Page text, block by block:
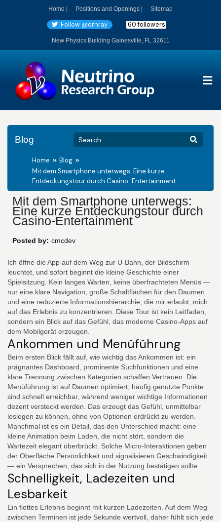
Home | Positions and Openings | Sitemap
Follow @drhray 60 followers
New Physics Building Gainesville, FL 32611
Blog
Home
Blog
Mit dem Smartphone unterwegs: Eine kurze
Entdeckungstour durch Casino-Entertainment
Mit dem Smartphone unterwegs:
Eine kurze Entdeckungstour durch
Casino-Entertainment
Posted by: cmcdev
Ich öffne die App auf dem Weg zur U-Bahn, der Bildschirm
leuchtet, und sofort beginnt die kleine Geschichte einer
Spielsitzung. Kein langes Warten, keine überfrachteten Menüs —
nur eine klare Navigation, große Schaltflächen für den Daumen
und eine reduzierte Informationshierarchie, die mir erlaubt, mich
auf das Erlebnis zu konzentrieren. Diese Tour ist kein Leitfaden,
sondern ein Blick auf das Gefühl, das moderne Casino-Apps auf
dem Mobilgerät erzeugen.
Ankommen und Menüführung
Beim ersten Blick fällt auf, wie wichtig das Ankommen ist: ein
prägnantes Dashboard, prominente Suchfunktionen und eine
klare Trennung zwischen Kategorien schaffen Vertrauen. Die
Menüführung ist auf Daumen optimiert; häufig genutzte Punkte
sind schnell erreichbar, während weniger wichtige Informationen
dezent versteckt werden. Das erzeugt das Gefühl, unmittelbar
loslegen zu können, ohne von Optionen erdrückt zu werden.
Manchmal ist es ein Detail, das den Unterschied macht: eine
kleine Animation beim Laden, die nicht stört, sondern die
Wartezeit elegant überbrückt. Solche Micro-Interaktionen geben
der Oberfläche Persönlichkeit und signalisieren Geschwindigkeit
— ein Versprechen, das sich in der Nutzung bestätigen sollte.
Schnelligkeit, Ladezeiten und
Lesbarkeit
Ein flottes Erlebnis beginnt mit kurzen Ladezeiten. Auf dem Weg
zwischen Terminen ist jede Sekunde wertvoll, daher fühlt sich jede